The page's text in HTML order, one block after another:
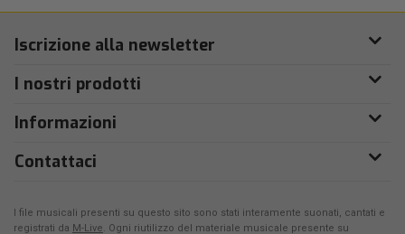
Iscrizione alla newsletter
I nostri prodotti
Informazioni
Contattaci
I file musicali presenti su questo sito sono stati interamente suonati, cantati e
registrati da M-Live. Ogni riutilizzo del materiale musicale presente su